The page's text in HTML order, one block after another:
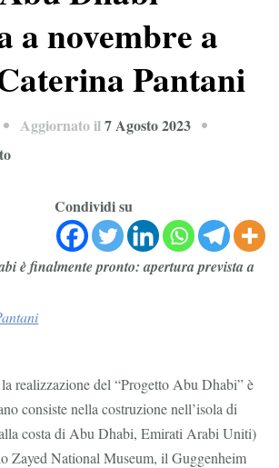
a novembre a
Pantani
Aggiornato il7 Agosto 2023
su
apertura
a
a
Condividi su
è finalmente pronto: apertura prevista a
realizzazione del “Progetto Abu Dhabi” è
consiste nella costruzione nell’isola di
costa di Abu Dhabi, Emirati Arabi Uniti)
Zayed National Museum, il Guggenheim